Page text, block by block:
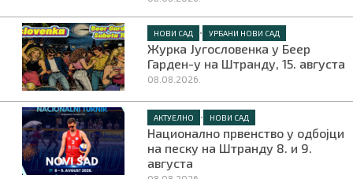
НОВИ САД • УРБАНИ НОВИ САД
Журка Југословенка у Беер
Гарден-у на Штранду, 15. августа
08.08.2026.
АКТУЕЛНО • НОВИ САД
Национално првенство у одбојци
на песку на Штранду 8. и 9.
августа